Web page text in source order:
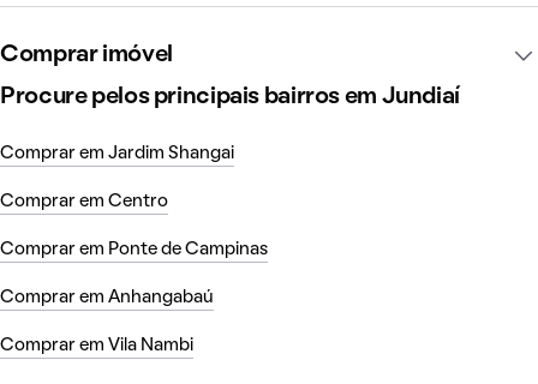
Comprar imóvel
Procure pelos principais bairros em Jundiaí
Comprar em Jardim Shangai
Comprar em Centro
Comprar em Ponte de Campinas
Comprar em Anhangabaú
Comprar em Vila Nambi